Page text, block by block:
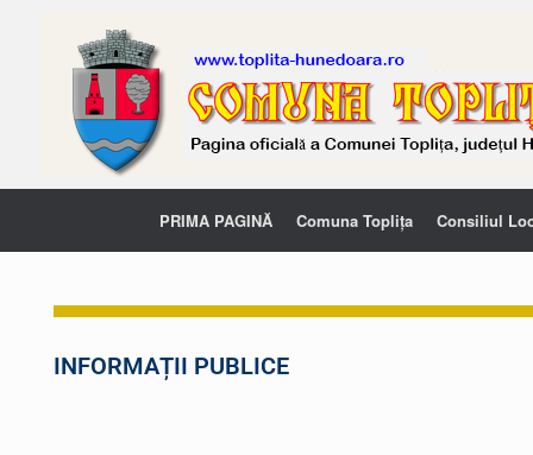
PRIMA PAGINĂ Comuna Toplița Consiliul
INFORMAȚII PUBLICE